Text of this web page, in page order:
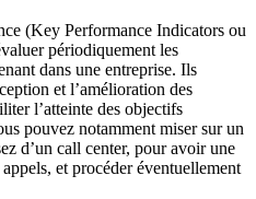
(Key Performance Indicators ou
périodiquement les
dans une entreprise. Ils
et l’amélioration des
l’atteinte des objectifs
pouvez notamment miser sur un
d’un call center, pour avoir une
et procéder éventuellement